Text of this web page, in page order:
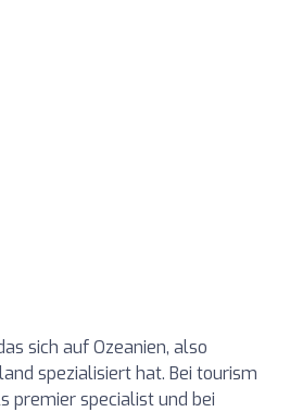
sich auf Ozeanien, also
spezialisiert hat. Bei tourism
premier specialist und bei